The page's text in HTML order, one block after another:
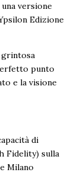
versione
Edizione
grintosa
punto
e la visione
di
Fidelity) sulla
Milano